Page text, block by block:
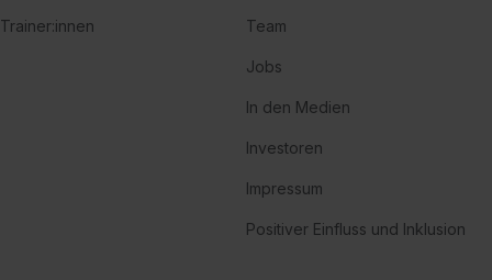
Trainer:innen Team
Jobs
In den Medien
Investoren
Impressum
Positiver Einfluss und Inklusion